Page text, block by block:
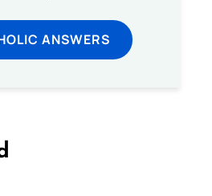
ANSWERS